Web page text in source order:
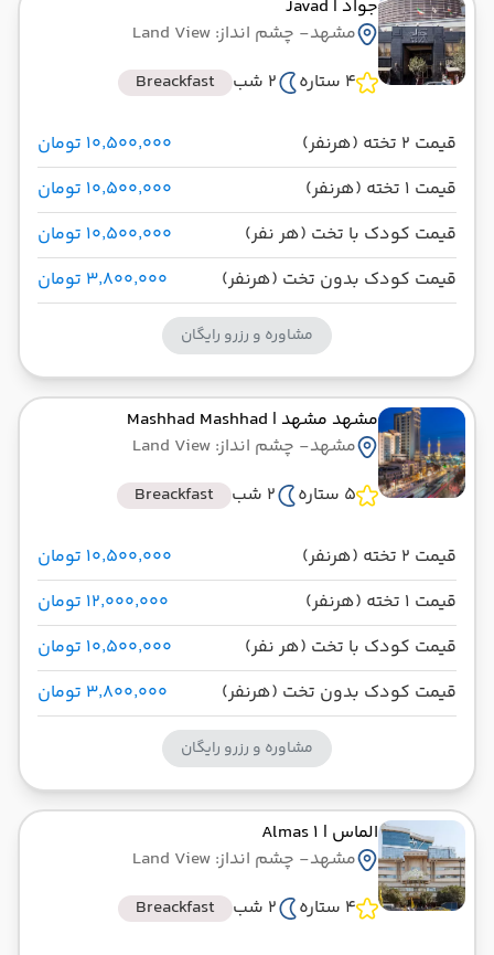
جواد | Javad
مشهد- چشم انداز: Land View
4 ستاره
2 شب Breackfast
قیمت 2 تخته (هرنفر)
۱۰٬۵۰۰٬۰۰۰ تومان
قیمت 1 تخته (هرنفر)
۱۰٬۵۰۰٬۰۰۰ تومان
قیمت کودک با تخت (هر نفر)
۱۰٬۵۰۰٬۰۰۰ تومان
قیمت کودک بدون تخت (هرنفر)
۳٬۸۰۰٬۰۰۰ تومان
مشاوره و رزرو رایگان
مشهد مشهد | Mashhad Mashhad
مشهد- چشم انداز: Land View
5 ستاره
2 شب Breackfast
قیمت 2 تخته (هرنفر)
۱۰٬۵۰۰٬۰۰۰ تومان
قیمت 1 تخته (هرنفر)
۱۲٬۰۰۰٬۰۰۰ تومان
قیمت کودک با تخت (هر نفر)
۱۰٬۵۰۰٬۰۰۰ تومان
قیمت کودک بدون تخت (هرنفر)
۳٬۸۰۰٬۰۰۰ تومان
مشاوره و رزرو رایگان
الماس | Almas 1
مشهد- چشم انداز: Land View
4 ستاره
2 شب Breackfast